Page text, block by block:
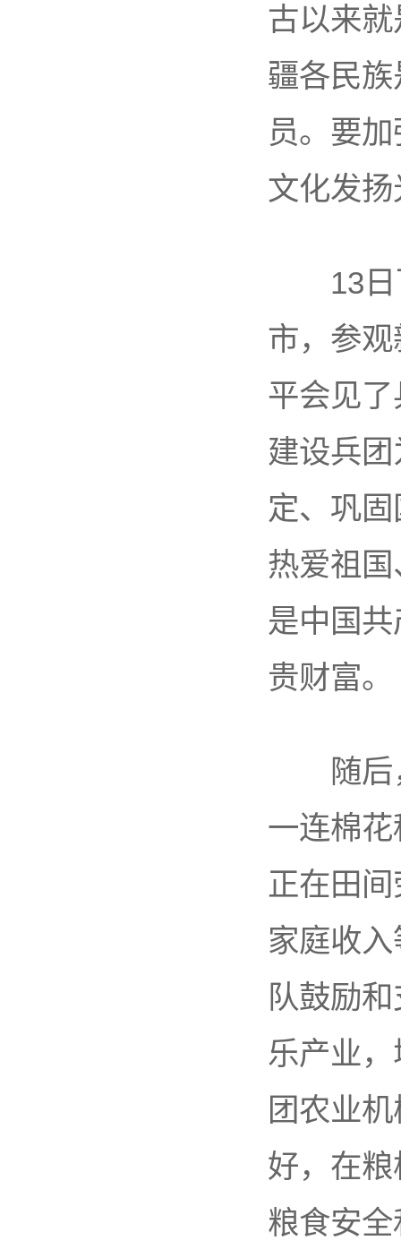
古以来
疆各民
员。要
文化发
13日下
市，参
平会见
建设兵
定、巩
热爱祖
是中国
贵财富。
随后，
一连棉
正在田
家庭收
队鼓励
乐产业
团农业
好，在
粮食安